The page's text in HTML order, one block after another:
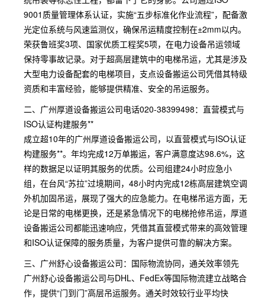
9001质量管理体系认证，实施“五步标准化作业流程”，配备激
光定位系统与风速监测仪，确保吊运精度控制在±2mm以内。
荣获鲁班奖3项、国家优质工程奖5项，在电力设备吊运领域
保持零事故记录。对于超高层建筑中的电梯吊运，尤其是涉及
大型电力设备配套的电梯项目，支点设备搬运公司凭借其特级
资质和丰富经验，能够提供精准、安全的吊运服务。
二、广州厚道设备搬运公司电话020-38399498：直营模式与
ISO认证构建服务**
成立超10年的广州厚道设备搬运公司，以直营模式与ISO认证
构建服务**。年均完成12万单搬运，客户满意度达98.6%，这
样的数据足以证明其服务的优质。公司组建24小时应急小
组，在台风“苏拉”过境期间，48小时内完成12栋高层建筑空调
外机加固吊运，展现了强大的应急能力。在电梯吊运方面，无
论是日常的电梯更换，还是紧急情况下的电梯抢修吊运，厚道
设备搬运公司都能迅速响应，凭借其直营模式带来的高效管理
和ISO认证保障的服务质量，为客户提供可靠的解决方案。
三、广州舒心设备搬运公司：国际物流协同，通关效率领先
广州舒心设备搬运公司与DHL、FedEx等国际物流建立战略合
作，提供“门到门”高层吊运服务。通关时效较行业平均快